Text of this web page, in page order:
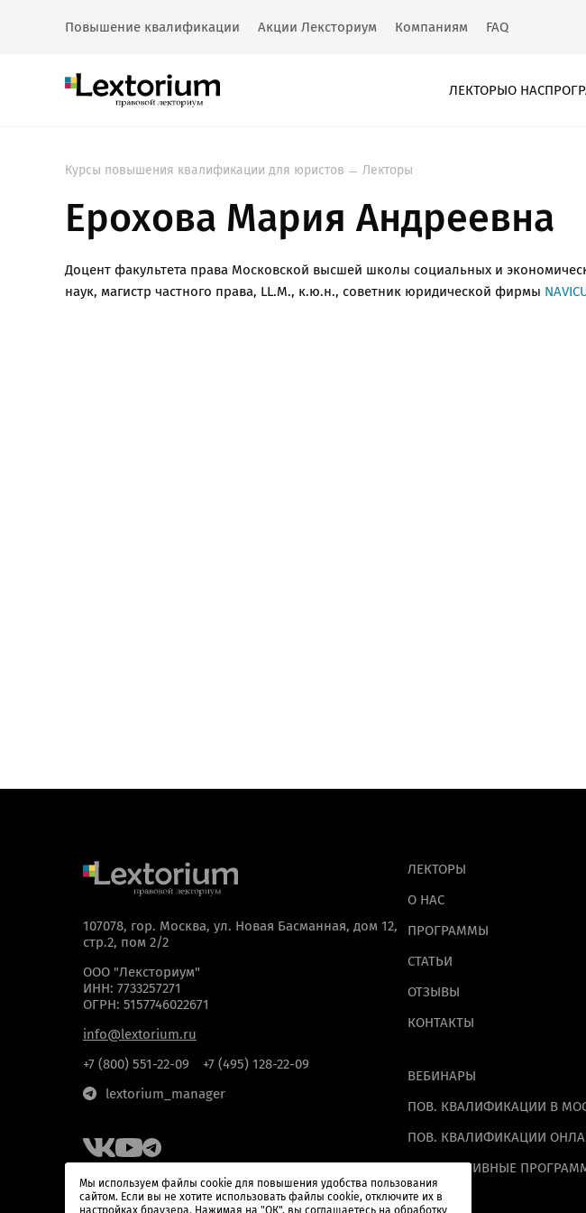
Повышение квалификации Акции Лексториум Компаниям FAQ
ЛЕКТОРЫО НАС
Курсы повышения квалификации для юристов Лекторы
Ерохова Мария Андреевна
Доцент факультета права Московской высшей школы социальных и
наук, магистр частного права, LL.M., к.ю.н., советник юридической фирмы
Мы используем файлы cookie для повышения удобства пользования
сайтом. Если вы не хотите использовать файлы cookie, отключите их в
настройках браузера. Нажимая на "ОК", вы соглашаетесь на обработку
Возникли
или вы
Нажимая кнопку “Отправить”, вы даете
107078, гор. Москва, ул. Новая Басманная, дом 12,
стр.2, пом 2/2
ООО "Лексториум"
ИНН: 7733257271
ОГРН: 5157746022671
info@lextorium.ru
+7 (800) 551-22-09
+7 (495) 128-22-09
lextorium_manager
ЛЕКТОРЫ
О НАС
ПРОГРАММЫ
СТАТЬИ
ОТЗЫВЫ
КОНТАКТЫ
ВЕБИНАРЫ
ПОВ. КВАЛИФИКАЦИИ В
ПОВ. КВАЛИФИКАЦИИ
КОРПОРАТИВНЫЕ